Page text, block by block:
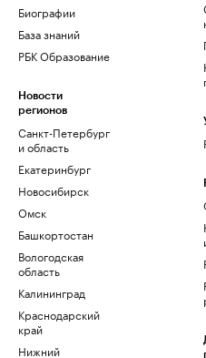
Биографии
База знаний
РБК Образование
Новости
регионов
Санкт-Петербург
и область
Екатеринбург
Новосибирск
Омск
Башкортостан
Вологодская
область
Калининград
Краснодарский
край
Нижний